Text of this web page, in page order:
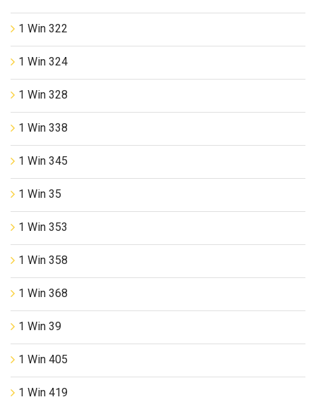
1 Win 322
1 Win 324
1 Win 328
1 Win 338
1 Win 345
1 Win 35
1 Win 353
1 Win 358
1 Win 368
1 Win 39
1 Win 405
1 Win 419